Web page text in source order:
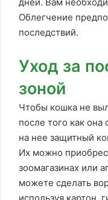
дней. Вам
Облегчение
последствий.
Уход за
зоной
Чтобы кошка не
после того как она
на нее защитный
Их можно
зоомагазинах или
можете сделать